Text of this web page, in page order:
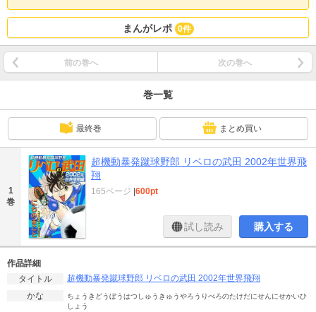
まんがレポ 0件
前の巻へ 次の巻へ
巻一覧
最終巻 まとめ買い
1
巻
超機動暴発蹴球野郎 リベロの武田 2002年世界飛
翔
165ページ 600pt
試し読み 購入する
作品詳細
タイトル
超機動暴発蹴球野郎 リベロの武田 2002年世界飛翔
かな
ちょうきどうぼうはつしゅうきゅうやろうりべろのたけだにせんにせかいひ
しょう